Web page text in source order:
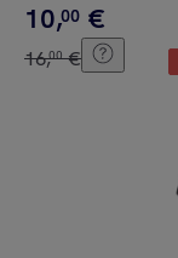
10,00 €
16,00 €